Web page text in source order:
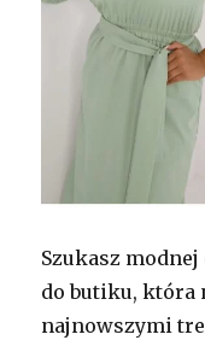
Szukasz
do butiku, która
najnowszymi